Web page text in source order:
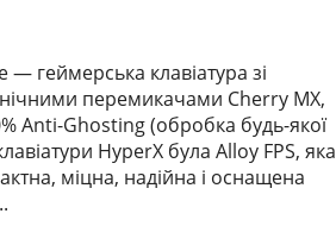
— геймерська клавіатура зі
перемикачами Cherry MX,
Anti-Ghosting (обробка будь-якої
HyperX була Alloy FPS, яка
міцна, надійна і оснащена